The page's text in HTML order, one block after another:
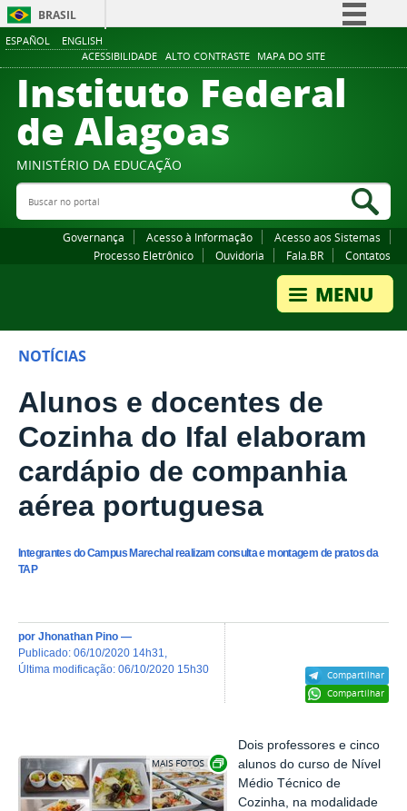
ESPAÑOL ENGLISH
ACESSIBILIDADE ALTO CONTRASTE MAPA DO SITE
BRASIL
Comunica BR
Participe
Canais
Instituto Federal
de Alagoas
MINISTÉRIO DA EDUCAÇÃO
Buscar no portal
Governança Acesso à Informação
Acesso aos Sistemas
Processo Eletrônico
Ouvidoria Fala.BR Contatos
NOTÍCIAS
Alunos e docentes de
Cozinha do Ifal elaboram
cardápio de companhia
aérea portuguesa
Integrantes do Campus Marechal realizam consulta e montagem de pratos da
TAP
Compartilhar
Compartilhar
por Jhonathan Pino —
publicado: 06/10/2020 14h31
última modificação: 06/10/2020 15h30
Exibir carrossel de imagens
Dois professores e cinco
alunos do curso de Nível
Médio Técnico de
Cozinha, na modalidade